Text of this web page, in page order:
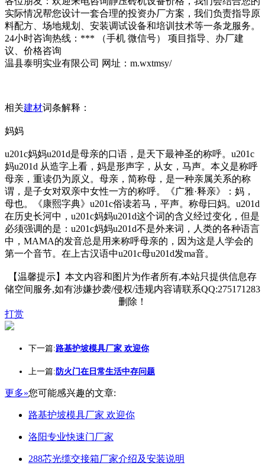
实际情况帮您设计一套合理的投资办厂方案，我们负责指导原
料配方、场地规划、安装调试设备和培训技术等一条龙服务。
24小时咨询热线：*** （手机 微信号） 项目指导、办厂建
议、价格咨询
温县泰明实业有限公司 网址：m.wxtmsy/
相关建材词条解释：
妈妈
u201c妈妈u201d是母亲的口语，是天下最神圣的称呼。u201c
妈u201d 从造字上看，妈是形声字，从女，马声。本义是称呼
母亲，重读仍为原义。母亲，简称母，是一种亲属关系的称
谓，是子女对双亲中女性一方的称呼。《广雅·释亲》：妈，
母也。《康熙字典》u201c俗读若马，平声。称母曰妈。u201d
在历史长河中，u201c妈妈u201d这个词的含义经过变化，但是
必须强调的是：u201c妈妈u201d不是外来词，人类的各种语言
中，MAMA的发音总是用来称呼母亲的，因为这是人学会的
第一个音节。在上古汉语中u201c母u201d发ma音。
【温馨提示】本文内容和图片为作者所有,本站只提供信息存
储空间服务,如有涉嫌抄袭/侵权/违规内容请联系QQ:275171283
删除！
打赏
下一篇:路基护坡模具厂家 欢迎你
上一篇: 防火门在日常生活中存问题
更多»您可能感兴趣的文章:
路基护坡模具厂家 欢迎你
洛阳专业快速门厂家
288芯光缆交接箱厂家介绍及安装说明